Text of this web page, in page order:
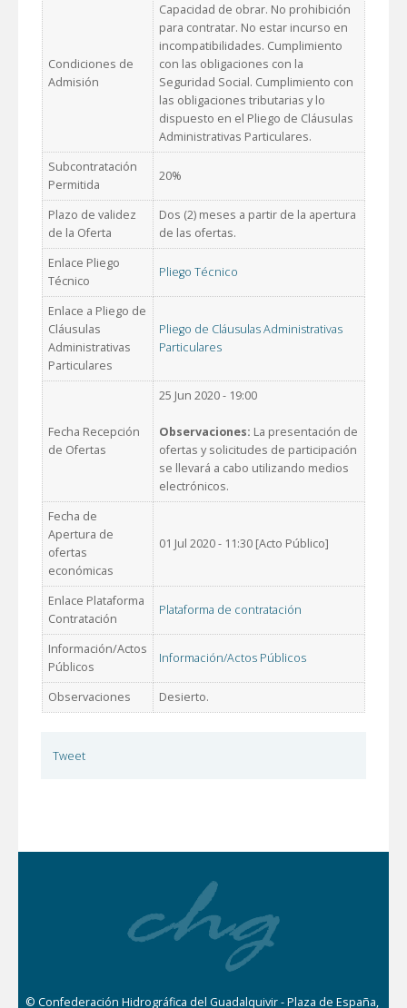
Condiciones de
Admisión
Capacidad de obrar. No prohibición
para contratar. No estar incurso en
incompatibilidades. Cumplimiento
con las obligaciones con la
Seguridad Social. Cumplimiento con
las obligaciones tributarias y lo
dispuesto en el Pliego de Cláusulas
Administrativas Particulares.
Subcontratación
Permitida
20%
Plazo de validez
de la Oferta
Dos (2) meses a partir de la apertura
de las ofertas.
Enlace Pliego
Técnico
Pliego Técnico
Enlace a Pliego de
Cláusulas
Administrativas
Particulares
Pliego de Cláusulas Administrativas
Particulares
Fecha Recepción
de Ofertas
25 Jun 2020 - 19:00
Observaciones: La presentación de
ofertas y solicitudes de participación
se llevará a cabo utilizando medios
electrónicos.
Fecha de
Apertura de
ofertas
económicas
01 Jul 2020 - 11:30 [Acto Público]
Enlace Plataforma
Contratación
Plataforma de contratación
Información/Actos
Públicos
Información/Actos Públicos
Observaciones Desierto.
Tweet
© Confederación Hidrográfica del Guadalquivir - Plaza de España,